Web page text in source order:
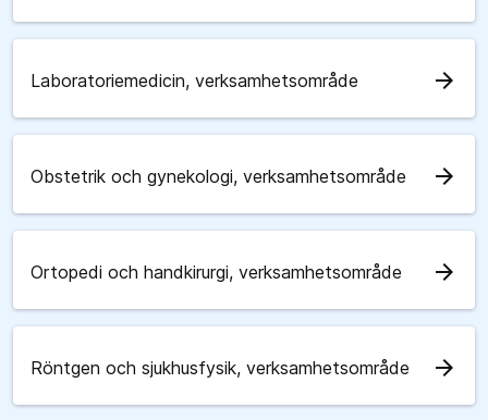
Laboratoriemedicin, verksamhetsområde arrow_forward
Obstetrik och gynekologi, verksamhetsområde arrow_forward
Ortopedi och handkirurgi, verksamhetsområde arrow_forward
Röntgen och sjukhusfysik, verksamhetsområde arrow_forward